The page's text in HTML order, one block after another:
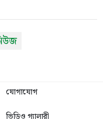
যোগাযোগ